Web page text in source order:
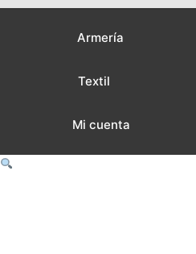
Armería
Textil
Mi cuenta